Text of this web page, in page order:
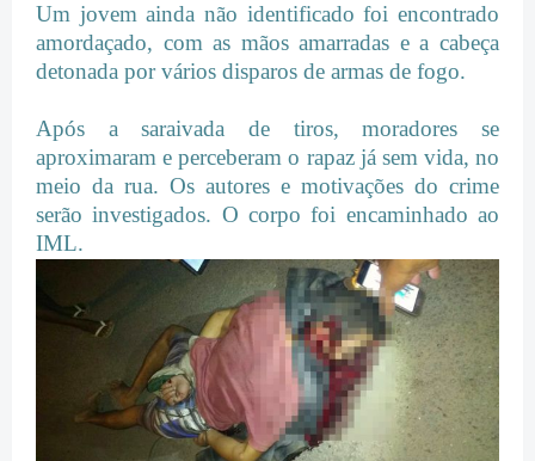
Um jovem ainda não identificado foi encontrado
amordaçado, com as mãos amarradas e a cabeça
detonada por vários disparos de armas de fogo.
Após a saraivada de tiros, moradores se
aproximaram e perceberam o rapaz já sem vida, no
meio da rua. Os autores e motivações do crime
serão investigados. O corpo foi encaminhado ao
IML.